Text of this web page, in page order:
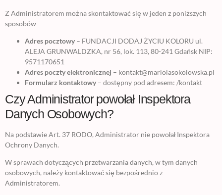
Z Administratorem można skontaktować się w jeden z poniższych
sposobów
Adres pocztowy – FUNDACJI DODAJ ŻYCIU KOLORU ul.
ALEJA GRUNWALDZKA, nr 56, lok. 113, 80-241 Gdańsk NIP:
9571170651
Adres poczty elektronicznej – kontakt@mariolasokolowska.pl
Formularz kontaktowy – dostępny pod adresem: /kontakt
Czy Administrator powołał Inspektora
Danych Osobowych?
Na podstawie Art. 37 RODO, Administrator nie powołał Inspektora
Ochrony Danych.
W sprawach dotyczących przetwarzania danych, w tym danych
osobowych, należy kontaktować się bezpośrednio z
Administratorem.